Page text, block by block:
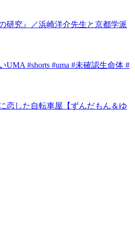
研究』／浜崎洋介先生と京都学派
UMA #shorts #uma #未確認生命体 #
恋した自転車屋【ずんだもん＆ゆ